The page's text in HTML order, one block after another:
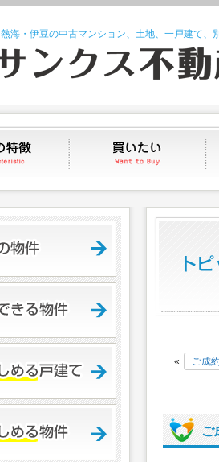
熱海・伊豆の中古マンション、土地、一戸建て、
当社の特徴 買い
« ご成
ご